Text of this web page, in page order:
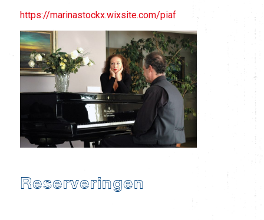
https://marinastockx.wixsite.com/piaf
Reserveringen